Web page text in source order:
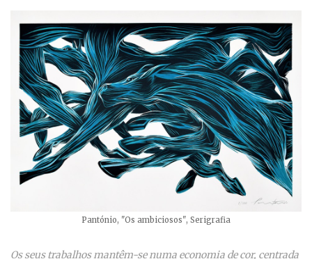
Pantónio, "Os ambiciosos", Serigrafia
Os seus trabalhos mantêm-se numa economia de cor, centrada